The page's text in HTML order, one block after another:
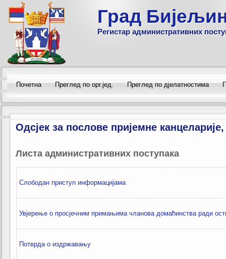
Град
Регистар административних
Почетна Преглед по орг.јед. Преглед по дјелатностима
Одсјек за послове пријемне
Листа административних поступака
Слободан приступ информацијама
Увјерење о просјечним примањима чланова домаћинства ради
Потврда о издржавању